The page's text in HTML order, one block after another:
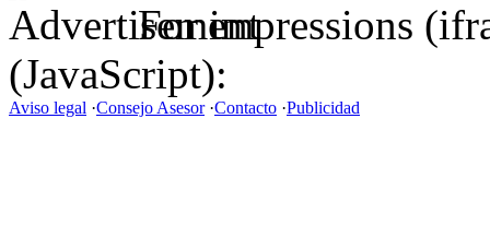
For impressions
(JavaScript):
Aviso legal ·Consejo Asesor·Contacto ·Publicidad